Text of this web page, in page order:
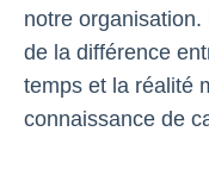
notre organisation.
de la différence
temps et la réalité
connaissance de